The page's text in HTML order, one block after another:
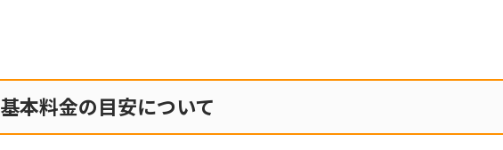
基本料金の目安について